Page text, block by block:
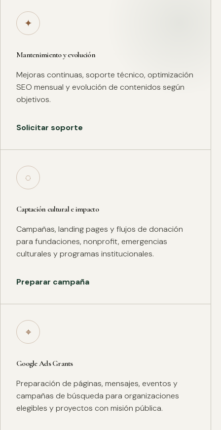
✦
Mantenimiento y evolución
Mejoras continuas, soporte técnico, optimización
SEO mensual y evolución de contenidos según
objetivos.
Solicitar soporte
◌
Captación cultural e impacto
Campañas, landing pages y flujos de donación
para fundaciones, nonprofit, emergencias
culturales y programas institucionales.
Preparar campaña
⌖
Google Ads Grants
Preparación de páginas, mensajes, eventos y
campañas de búsqueda para organizaciones
elegibles y proyectos con misión pública.